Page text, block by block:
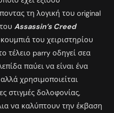
τη λογική του original
Assassin’s Creed
του χειριστηρίου
τέλειο parry οδηγεί σεα
παύει να είναι ένα
χρησιμοποιείται
στιγμές δολοφονίας,
να καλύπτουν την έκβαση